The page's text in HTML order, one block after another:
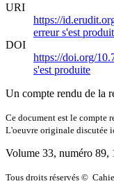
URI
https://
erreur s'est
DOI
https://doi.org/
s'est produite
Un compte rendu de la
Ce document est le compte
L'oeuvre originale discutée
Volume 33, numéro 89,
Tous droits réservés ©